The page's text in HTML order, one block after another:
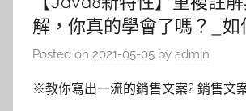
解，你真的學會了嗎？_如
Posted on 2021-05-05 by admin
※教你寫出一流的銷售文案? 銷售文